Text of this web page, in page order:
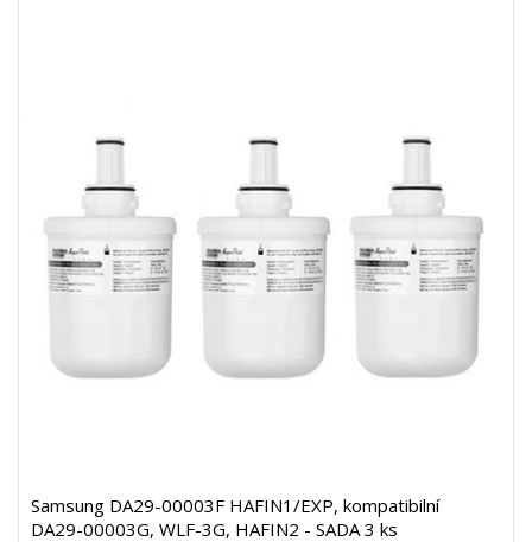
Samsung DA29-00003F HAFIN1/EXP, kompatibilní
DA29-00003G, WLF-3G, HAFIN2 - SADA 3 ks